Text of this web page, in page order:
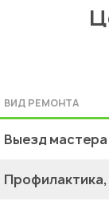
ВИД РЕМОНТА
Выезд мастера